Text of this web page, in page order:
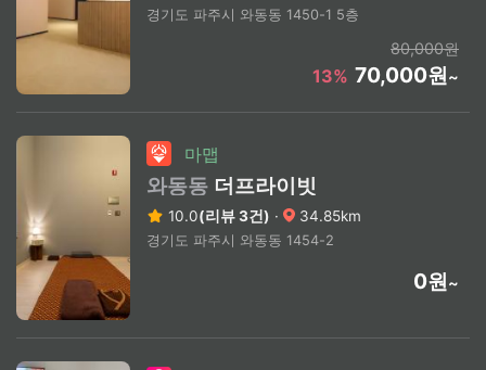
경기도 파주시 와동동 1450-1 5층
80,000원
13% 70,000원~
마맵
와동동 더프라이빗
10.0(리뷰 3건) · 34.85km
경기도 파주시 와동동 1454-2
0원~